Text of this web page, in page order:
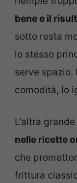
bene e il
sotto resta
lo stesso
serve
comodità, lo
L’altra
nelle ricette
che
frittura